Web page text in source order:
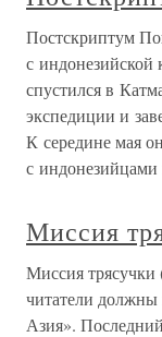
Постскриптум
с индонезийской
спустился в
экспедиции и
К середине мая
с индонезийцами
Миссия
Миссия трясучки
читатели должны
Азия».